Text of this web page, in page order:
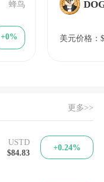
蜂鸟
+0% 美元价格：
更多>>
USTD
$84.83
+0.24%